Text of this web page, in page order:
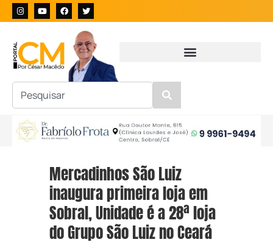
Mercadinhos São Luiz
inaugura primeira loja em
Sobral, Unidade é a 28ª loja
do Grupo São Luiz no Ceará